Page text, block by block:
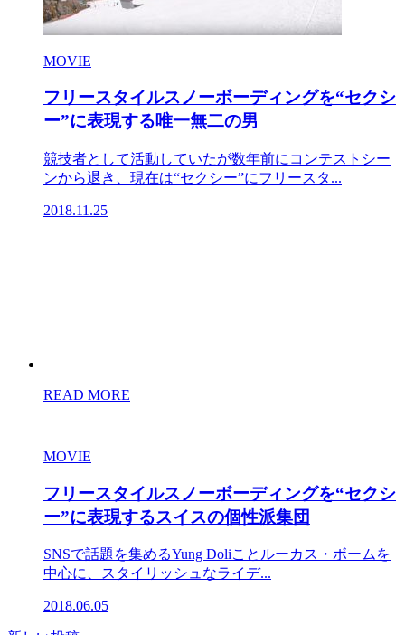
MOVIE
フリースタイルスノーボーディングを“セクシ
ー”に表現する唯一無二の男
競技者として活動していたが数年前にコンテストシー
ンから退き、現在は“セクシー”にフリースタ...
2018.11.25
READ MORE
MOVIE
フリースタイルスノーボーディングを“セクシ
ー”に表現するスイスの個性派集団
SNSで話題を集めるYung Doliことルーカス・ボームを
中心に、スタイリッシュなライデ...
2018.06.05